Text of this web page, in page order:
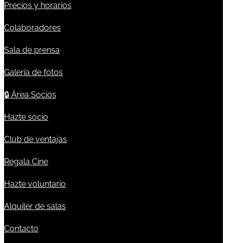
Precios y horarios
Colaboradores
Sala de prensa
Galería de fotos
🔒 Área Socios
Hazte socio
Club de ventajas
Regala Cine
Hazte voluntario
Alquiler de salas
Contacto